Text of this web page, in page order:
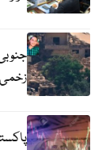
زخمی